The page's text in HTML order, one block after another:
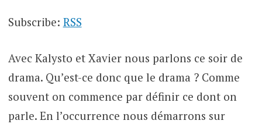
Subscribe: RSS
Avec Kalysto et Xavier nous parlons ce soir de
drama. Qu’est-ce donc que le drama ? Comme
souvent on commence par définir ce dont on
parle. En l’occurrence nous démarrons sur